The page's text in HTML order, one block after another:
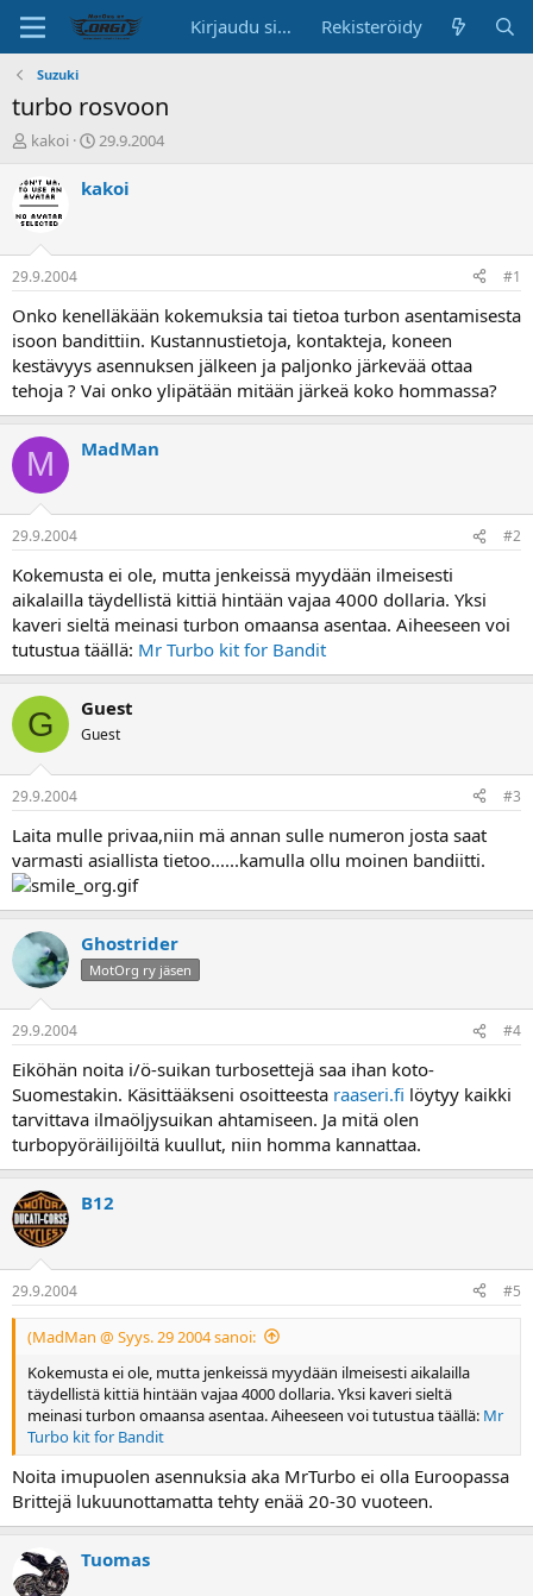
Kirjaudu sisään Rekisteröidy
Suzuki
turbo rosvoon
K
s
k
u
s
t
e
l
n
a
l
o
i
t
t
a
a
kakoi
A
o
p
ä
i
v
ä
29.9.2004
kakoi
29.9.2004 #1
Onko kenelläkään kokemuksia tai tietoa turbon asentamisesta
isoon bandittiin. Kustannustietoja, kontakteja, koneen
kestävyys asennuksen jälkeen ja paljonko järkevää ottaa
tehoja ? Vai onko ylipätään mitään järkeä koko hommassa?
M MadMan
29.9.2004 #2
Kokemusta ei ole, mutta jenkeissä myydään ilmeisesti
aikalailla täydellistä kittiä hintään vajaa 4000 dollaria. Yksi
kaveri sieltä meinasi turbon omaansa asentaa. Aiheeseen voi
tutustua täällä: Mr Turbo kit for Bandit
G Guest
Guest
29.9.2004 #3
Laita mulle privaa,niin mä annan sulle numeron josta saat
varmasti asiallista tietoo......kamulla ollu moinen bandiitti.
Ghostrider
MotOrg ry jäsen
29.9.2004 #4
Eiköhän noita i/ö-suikan turbosettejä saa ihan koto-
Suomestakin. Käsittääkseni osoitteesta raaseri.fi löytyy kaikki
tarvittava ilmaöljysuikan ahtamiseen. Ja mitä olen
turbopyöräilijöiltä kuullut, niin homma kannattaa.
B12
29.9.2004 #5
(MadMan @ Syys. 29 2004 sanoi:
Kokemusta ei ole, mutta jenkeissä myydään ilmeisesti aikalailla
täydellistä kittiä hintään vajaa 4000 dollaria. Yksi kaveri sieltä
meinasi turbon omaansa asentaa. Aiheeseen voi tutustua täällä: Mr
Turbo kit for Bandit
Noita imupuolen asennuksia aka MrTurbo ei olla Euroopassa
Brittejä lukuunottamatta tehty enää 20-30 vuoteen.
Tuomas